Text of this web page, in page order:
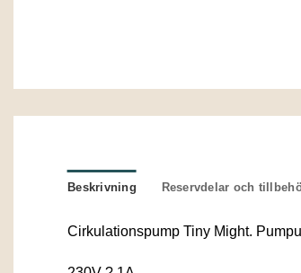
Beskrivning Reservdelar och
Cirkulationspump Tiny Might.